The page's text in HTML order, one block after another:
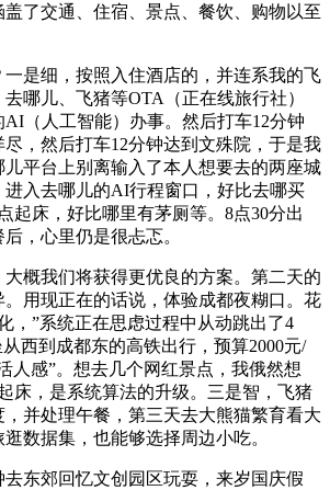
了交通、住宿、景点、餐饮、购物以至
细，按照入住酒店的，并连系我的飞
哪儿、飞猪等OTA（正在线旅行社）
（人工智能）办事。然后打车12分钟
，然后打车12分钟达到文殊院，于是我
平台上别离输入了本人想要去的两座城
入去哪儿的AI行程窗口，好比去哪买
起床，好比哪里有茅厕等。8点30分出
，心里仍是很忐忑。
我们将获得更优良的方案。第二天的
用现正在的话说，体验成都夜糊口。花
，”系统正在思虑过程中从动跳出了4
西到成都东的高铁出行，预算2000元/
人感”。想去几个网红景点，我俄然想
床，是系统算法的升级。三是智，飞猪
并处理午餐，第三天去大熊猫繁育看大
数据集，也能够选择周边小吃。
东郊回忆文创园区玩耍，来岁国庆假